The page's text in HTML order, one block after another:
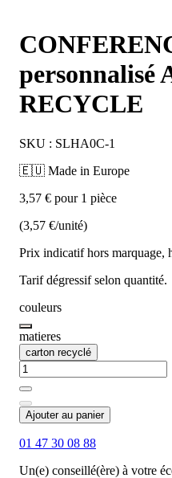
personnalisé
RECYCLE
SKU : SLHA0C-1
🇪🇺 Made in Europe
3,57 € pour 1 pièce
(3,57 €/unité)
Prix indicatif hors marquage,
Tarif dégressif selon quantité.
couleurs
matieres
carton recyclé
Ajouter au panier
01 47 30 08 88
Un(e) conseillé(ère) à votre